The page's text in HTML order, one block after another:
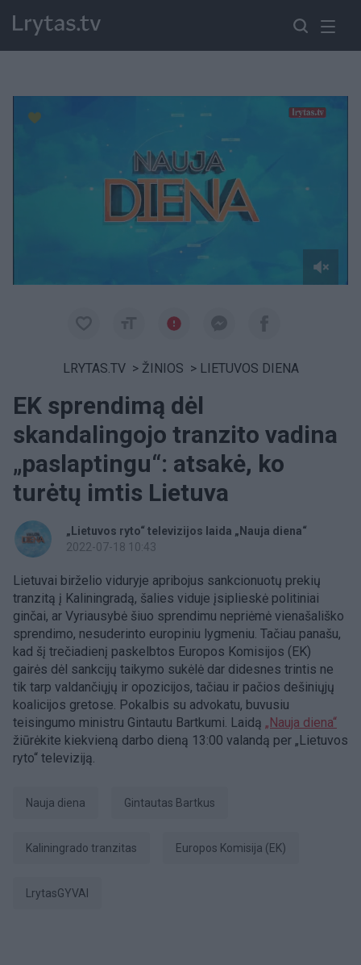
LRYTAS.TV > ŽINIOS > LIETUVOS DIENA
EK sprendimą dėl
skandalingojo tranzito vadina
„paslaptingu“: atsakė, ko
turėtų imtis Lietuva
„Lietuvos ryto“ televizijos laida „Nauja diena“
2022-07-18 10:43
Lietuvai birželio viduryje apribojus sankcionuotų prekių
tranzitą į Kaliningradą, šalies viduje įsiplieskė politiniai
ginčai, ar Vyriausybė šiuo sprendimu nepriėmė vienašališko
sprendimo, nesuderinto europiniu lygmeniu. Tačiau panašu,
kad šį trečiadienį paskelbtos Europos Komisijos (EK)
gairės dėl sankcijų taikymo sukėlė dar didesnes trintis ne
tik tarp valdančiųjų ir opozicijos, tačiau ir pačios dešiniųjų
koalicijos gretose. Pokalbis su advokatu, buvusiu
teisingumo ministru Gintautu Bartkumi. Laidą „Nauja diena“
žiūrėkite kiekvieną darbo dieną 13:00 valandą per „Lietuvos
ryto“ televiziją.
Nauja diena Gintautas Bartkus
Kaliningrado tranzitas Europos Komisija (EK)
LrytasGYVAI